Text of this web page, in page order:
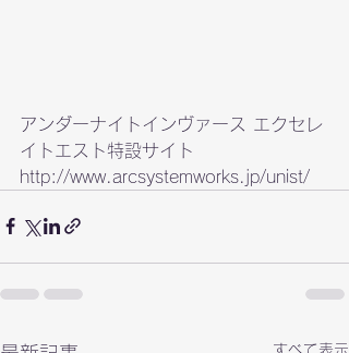
アンダーナイトインヴァース エクセレ
イトエスト特設サイト
http://www.arcsystemworks.jp/unist/
すべて表示